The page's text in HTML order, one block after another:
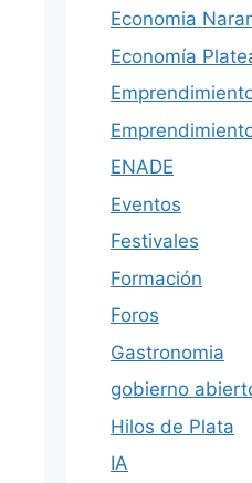
Economia
Economía
ENADE
Eventos
Festivales
Formación
Foros
Gastronomia
gobierno
Hilos de Plata
IA